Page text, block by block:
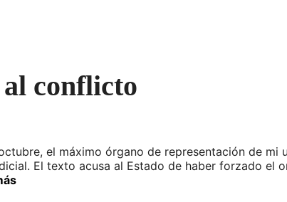
conflicto
el máximo órgano de representación de mi
El texto acusa al Estado de haber forzado el